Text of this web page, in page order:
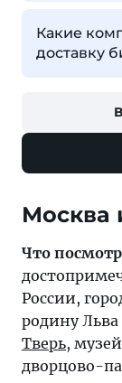
Какие
доставку
Москва
Что
России,
родину Льва
Тверь,
дворцово-